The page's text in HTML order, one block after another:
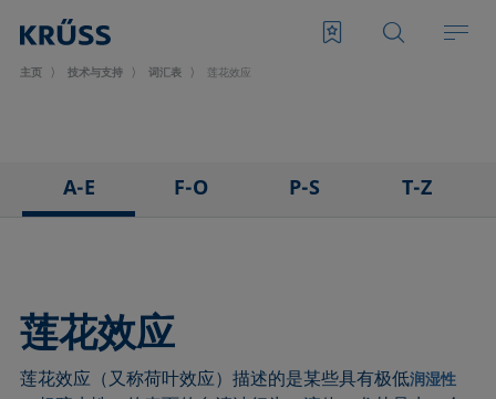
主页 技术与支持 词汇表 莲花效应
A-E
吸附系数
前进角
ASTM D 971
F-O
发泡剂
Fowkes法
高宽法
P-S
多项式法
后退角
脱环法
T-Z
顶视距离法
Washburn法
韦伯数
莲花效应
莲花效应（又称荷叶效应）描述的是某些具有极低润湿性